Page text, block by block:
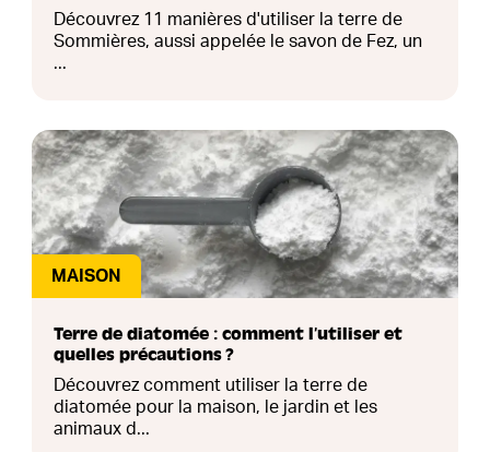
Découvrez 11 manières d'utiliser la terre de
Sommières, aussi appelée le savon de Fez, un
...
MAISON
Terre de diatomée : comment l’utiliser et
quelles précautions ?
Découvrez comment utiliser la terre de
diatomée pour la maison, le jardin et les
animaux d...